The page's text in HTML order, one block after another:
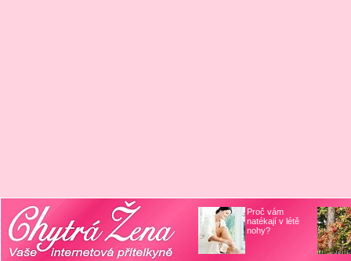
Proč vám
natékají v létě
nohy?